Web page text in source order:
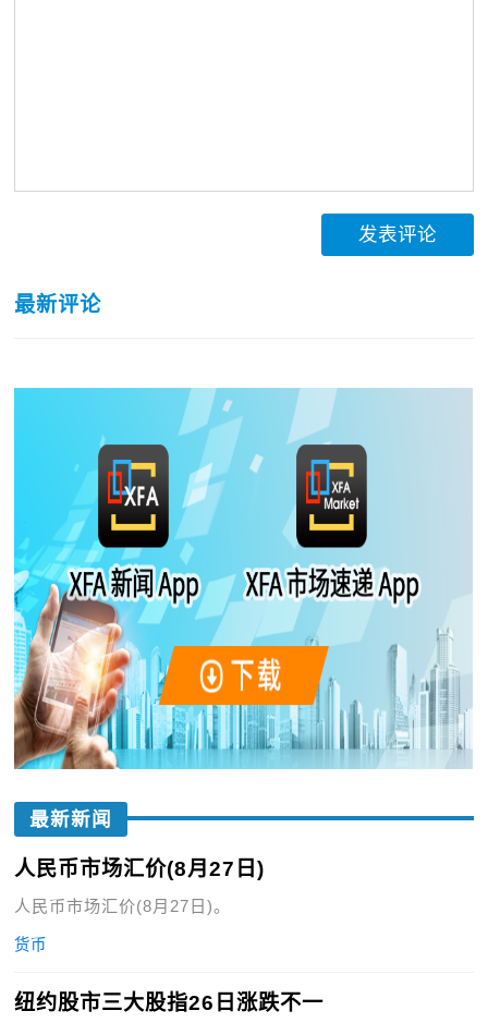
发表评论
最新评论
最新新闻
人民币市场汇价(8月27日)
人民币市场汇价(8月27日)。
货币
纽约股市三大股指26日涨跌不一